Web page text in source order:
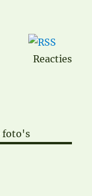
Reacties
foto's